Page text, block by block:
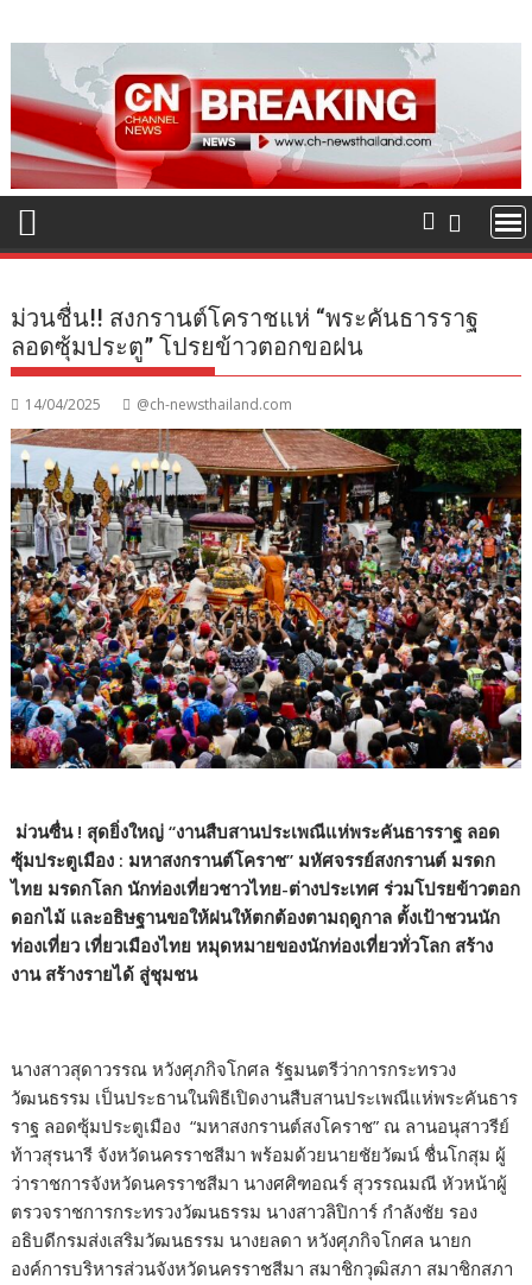
to
content
ม่วนชื่น!! สงกรานต์โคราชแห่ “พระคันธารราฐ
ลอดซุ้มประตู” โปรยข้าวตอกขอฝน
14/04/2025 @ch-newsthailand.com
ม่วนซื่น ! สุดยิ่งใหญ่ “งานสืบสานประเพณีแห่พระคันธารราฐ ลอด
ซุ้มประตูเมือง : มหาสงกรานต์โคราช” มหัศจรรย์สงกรานต์ มรดก
ไทย มรดกโลก นักท่องเที่ยวชาวไทย-ต่างประเทศ ร่วมโปรยข้าวตอก
ดอกไม้ และอธิษฐานขอให้ฝนให้ตกต้องตามฤดูกาล ตั้งเป้าชวนนัก
ท่องเที่ยว เที่ยวเมืองไทย หมุดหมายของนักท่องเที่ยวทั่วโลก สร้าง
งาน สร้างรายได้ สู่ชุมชน
นางสาวสุดาวรรณ หวังศุภกิจโกศล รัฐมนตรีว่าการกระทรวง
วัฒนธรรม เป็นประธานในพิธีเปิดงานสืบสานประเพณีแห่พระคันธาร
ราฐ ลอดซุ้มประตูเมือง “มหาสงกรานต์สงโคราช” ณ ลานอนุสาวรีย์
ท้าวสุรนารี จังหวัดนครราชสีมา พร้อมด้วยนายชัยวัฒน์ ชื่นโกสุม ผู้
ว่าราชการจังหวัดนครราชสีมา นางศศิฑอณร์ สุวรรณมณี หัวหน้าผู้
ตรวจราชการกระทรวงวัฒนธรรม นางสาวลิปิการ์ กำลังชัย รอง
อธิบดีกรมส่งเสริมวัฒนธรรม นางยลดา หวังศุภกิจโกศล นายก
องค์การบริหารส่วนจังหวัดนครราชสีมา สมาชิกวุฒิสภา สมาชิกสภา